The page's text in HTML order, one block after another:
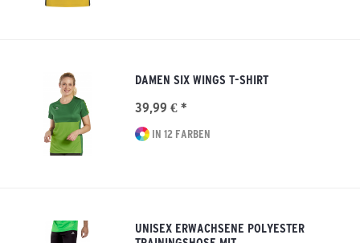
DAMEN SIX WINGS T-SHIRT
39,99 € *
IN 12 FARBEN
UNISEX ERWACHSENE POLYESTER